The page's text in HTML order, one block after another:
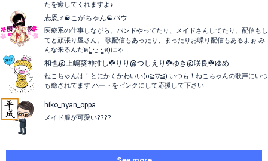
たを癒してくれますよ♪
志恩♂︎☯️こがちゃん☯️バウ
医療系の仕事しながら、バンドやってたり、メイドさんしてたり、配信もし
てと頑張り屋さん。 歌配信もあったり、まったりお喋り配信もあるよぉ み
んな来るんだฅ( ̳• ·̫ • ̳ฅ)にゃ
和也@上嶋葵神推し☘️りり@つしえり☘️ゆき@咲良☘️ゆめ
ねこちゃんは！とにかくかわいい(o≧▽≦) いつも！ねこちゃんの歌声にいつ
も癒されてます ハートをピンクにして応援して下さい
hiko_nyan_oppa
メイド服が可愛い????